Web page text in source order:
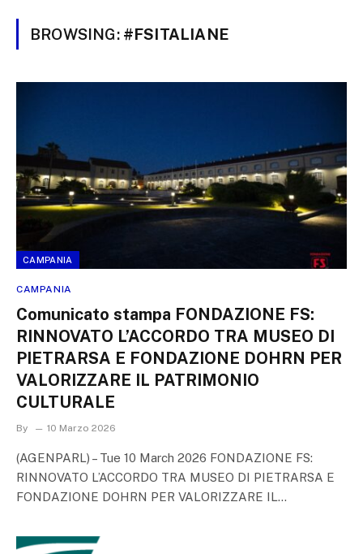
BROWSING: #FSITALIANE
CAMPANIA
CAMPANIA
Comunicato stampa FONDAZIONE FS:
RINNOVATO L’ACCORDO TRA MUSEO DI
PIETRARSA E FONDAZIONE DOHRN PER
VALORIZZARE IL PATRIMONIO
CULTURALE
By 10 Marzo 2026
(AGENPARL) – Tue 10 March 2026 FONDAZIONE FS:
RINNOVATO L’ACCORDO TRA MUSEO DI PIETRARSA E
FONDAZIONE DOHRN PER VALORIZZARE IL…